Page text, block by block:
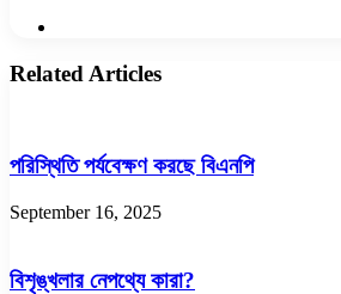
Related Articles
পরিস্থিতি পর্যবেক্ষণ করছে বিএনপি
September 16, 2025
বিশৃঙ্খলার নেপথ্যে কারা?